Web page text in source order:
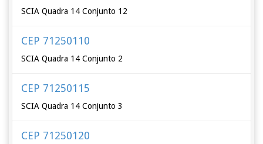
SCIA Quadra 14 Conjunto 12
CEP 71250110
SCIA Quadra 14 Conjunto 2
CEP 71250115
SCIA Quadra 14 Conjunto 3
CEP 71250120